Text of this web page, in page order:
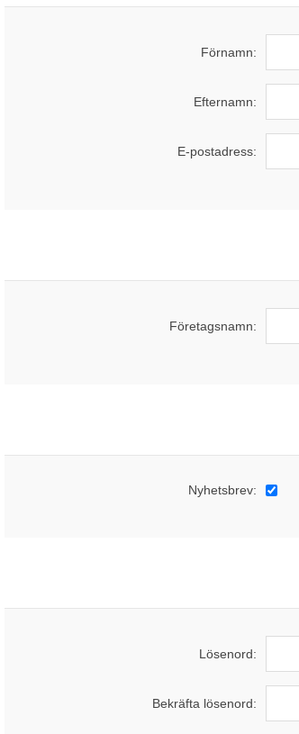
Förnamn:
Efternamn:
E-postadress:
Företagsnamn:
Nyhetsbrev:
Lösenord:
Bekräfta lösenord: